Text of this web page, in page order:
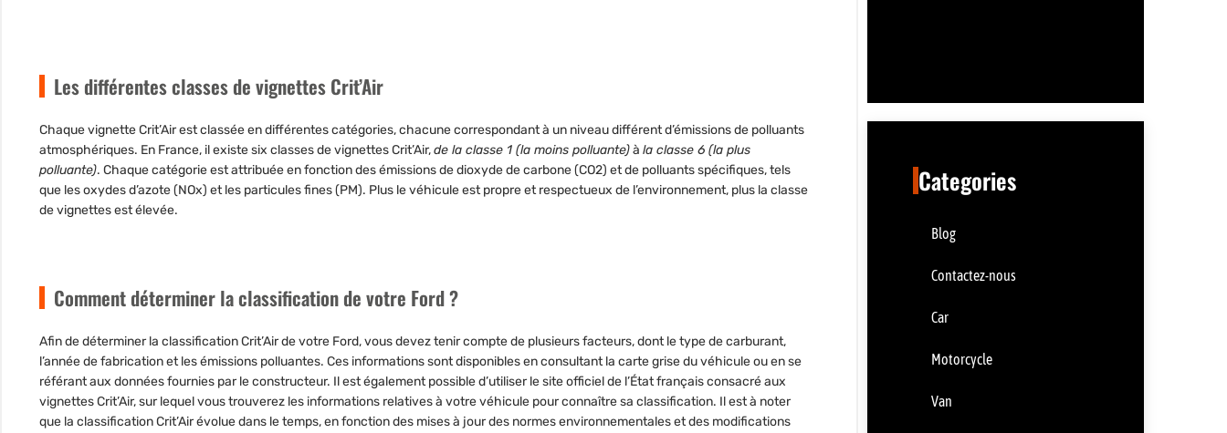
Les différentes classes de vignettes Crit’Air
Chaque vignette Crit’Air est classée en différentes catégories, chacune correspondant à un niveau différent d’émissions de polluants
atmosphériques. En France, il existe six classes de vignettes Crit’Air,de la classe 1 (la moins polluante)à la classe 6 (la plus
polluante). Chaque catégorie est attribuée en fonction des émissions de dioxyde de carbone (CO2) et de polluants spécifiques, tels
que les oxydes d’azote (NOx) et les particules fines (PM). Plus le véhicule est propre et respectueux de l’environnement, plus la classe
de vignettes est élevée.
Comment déterminer la classification de votre Ford ?
Afin de déterminer la classification Crit’Air de votre Ford, vous devez tenir compte de plusieurs facteurs, dontle type de carburant,
l’année de fabricationetles émissions polluantes. Ces informations sont disponibles en consultant la carte grise du véhicule ou en se
référant aux données fournies par le constructeur. Il est également possible d’utiliser le site officiel de l’État français consacré aux
vignettes Crit’Air, sur lequel vous trouverez les informations relatives à votre véhicule pour connaître sa classification. Il est à noter
que la classification Crit’Air évolue dans le temps, en fonction des mises à jour des normes environnementales et des modifications
Categories
Blog
Contactez-nous
Car
Motorcycle
Van